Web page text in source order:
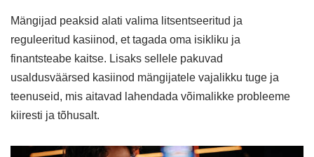
Mängijad peaksid alati valima litsentseeritud ja
reguleeritud kasiinod, et tagada oma isikliku ja
finantsteabe kaitse. Lisaks sellele pakuvad
usaldusväärsed kasiinod mängijatele vajalikku tuge ja
teenuseid, mis aitavad lahendada võimalikke probleeme
kiiresti ja tõhusalt.